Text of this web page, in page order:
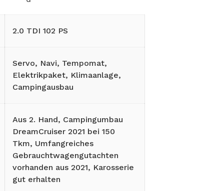
2.0 TDI 102 PS
Servo, Navi, Tempomat,
Elektrikpaket, Klimaanlage,
Campingausbau
Aus 2. Hand, Campingumbau
DreamCruiser 2021 bei 150
Tkm, Umfangreiches
Gebrauchtwagengutachten
vorhanden aus 2021, Karosserie
gut erhalten